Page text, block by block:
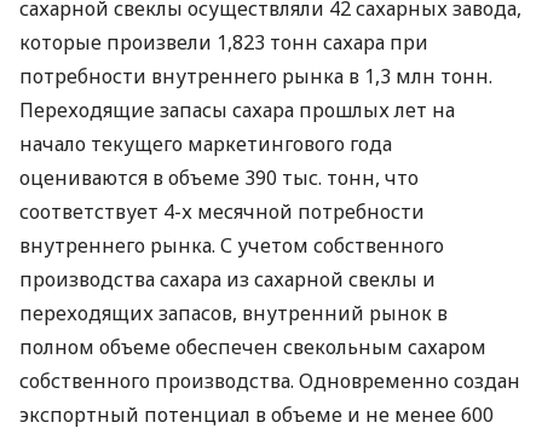
сахарной свеклы осуществляли 42 сахарных завода,
которые произвели 1,823 тонн сахара при
потребности внутреннего рынка в 1,3 млн тонн.
Переходящие запасы сахара прошлых лет на
начало текущего маркетингового года
оцениваются в объеме 390 тыс. тонн, что
соответствует 4-х месячной потребности
внутреннего рынка. С учетом собственного
производства сахара из сахарной свеклы и
переходящих запасов, внутренний рынок в
полном объеме обеспечен свекольным сахаром
собственного производства. Одновременно создан
экспортный потенциал в объеме и не менее 600